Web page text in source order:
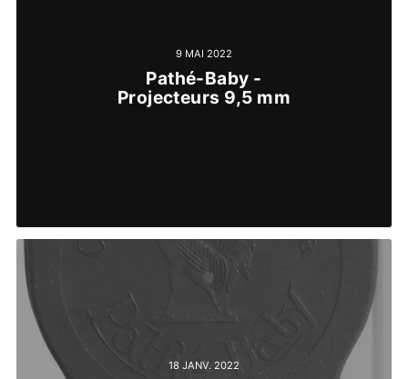
9 MAI 2022
Pathé-Baby -
Projecteurs 9,5 mm
18 JANV. 2022